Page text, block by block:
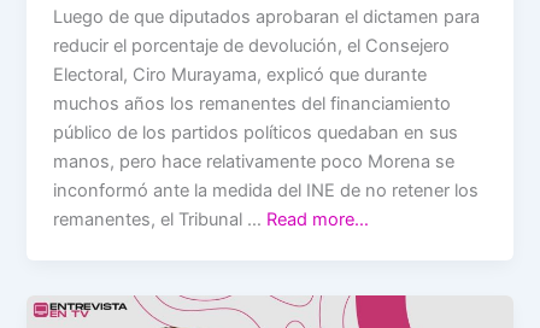
Luego de que diputados aprobaran el dictamen para
reducir el porcentaje de devolución, el Consejero
Electoral, Ciro Murayama, explicó que durante
muchos años los remanentes del financiamiento
público de los partidos políticos quedaban en sus
manos, pero hace relativamente poco Morena se
inconformó ante la medida del INE de no retener los
remanentes, el Tribunal … Read more…